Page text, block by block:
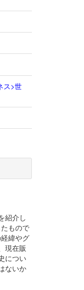
ス>世
紹介し
もので
緯やグ
現在販
につい
ないか